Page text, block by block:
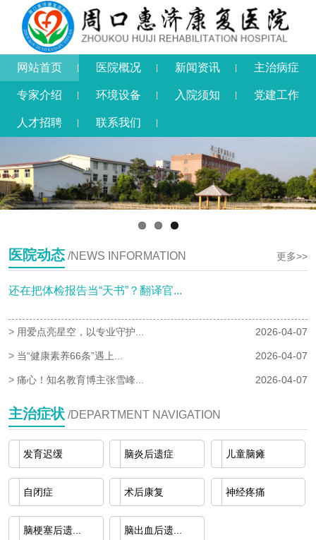
网站首页 医院概况 新闻资讯 主治病症
专家介绍 环境设备 入院须知 党建工作
人才招聘 联系我们
医院动态 /NEWS INFORMATION 更多>>
还在把体检报告当“天书”？翻译官...
> 用爱点亮星空，以专业守护... 2026-04-07
> 当“健康素养66条”遇上... 2026-04-07
> 痛心！知名教育博主张雪峰... 2026-04-07
主治症状 /DEPARTMENT NAVIGATION
发育迟缓 脑炎后遗症 儿童脑瘫
自闭症 术后康复 神经疼痛
脑梗塞后遗... 脑出血后遗...